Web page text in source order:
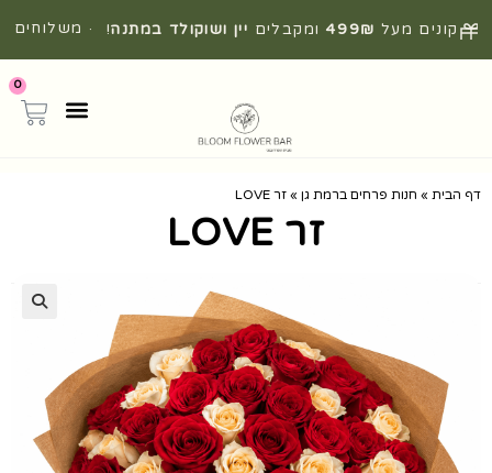
קונים מעל 499₪ ומקבלים יין ושוקולד במתנה! · משלוחים
0
דף הבית » חנות פרחים ברמת גן » זר LOVE
זר LOVE